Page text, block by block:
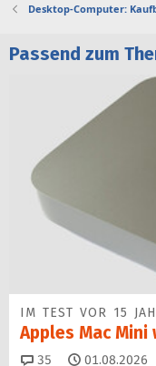
Desktop-Computer:
Passend zum
IM TEST VOR 15
Apples Mac
35 Kommentare
01.08.2026